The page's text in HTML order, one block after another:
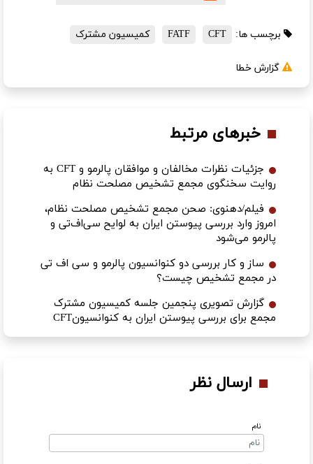
برچسب ها: FATF CFT کمیسیون مشترک
گزارش خطا
خبرهای مرتبط
جزئیات نظرات مخالفان و موافقان پالرمو و CFT به
روایت سخنگوی مجمع تشخیص مصلحت نظام
فیلم/دهنوی: صحن مجمع تشخیص مصلحت نظام،
امروز وارد بررسی پیوستن ایران به لوایح سی‌اف‌تی و
پالرمو می‌شود
ساز و کار بررسی دو کنوانسیون پالرمو و سی اف تی
در مجمع تشخیص چیست؟
گزارش تصویری پنجمین جلسه کمیسیون مشترک
مجمع برای بررسی پیوستن ایران به کنوانسیون‌CFT
ارسال نظر
نام